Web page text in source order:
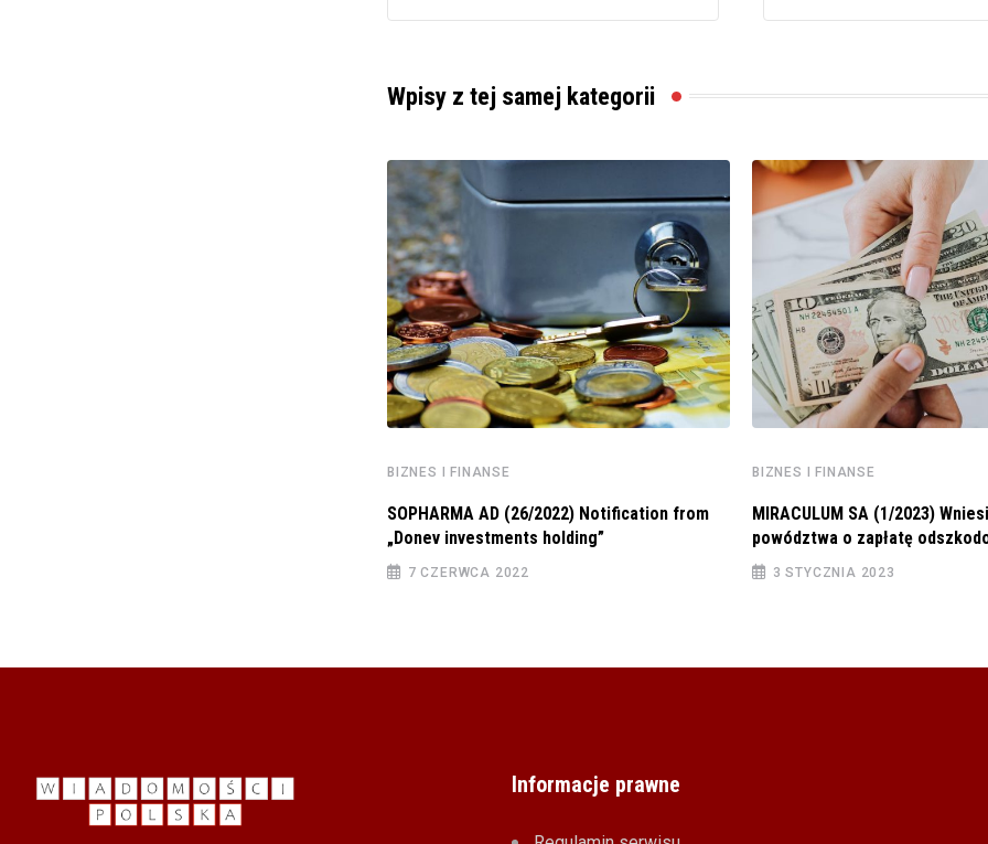
Wpisy z tej samej kategorii
BIZNES I FINANSE
SOPHARMA AD (26/2022) Notification from
„Donev investments holding”
7 CZERWCA 2022
BIZNES I FINANSE
MIRACULUM SA (1/2023)
powództwa o zapłatę
3 STYCZNIA 2023
Informacje prawne